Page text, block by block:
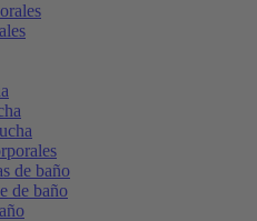
de baño
de baño